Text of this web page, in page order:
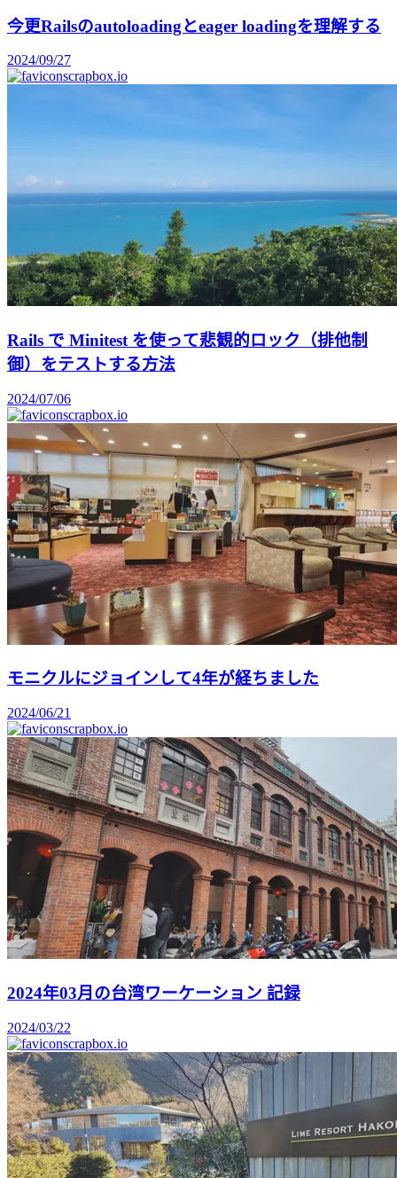
今更Railsのautoloadingとeager loadingを理解する
2024/09/27
scrapbox.io
Rails で Minitest を使って悲観的ロック（排他制
御）をテストする方法
2024/07/06
scrapbox.io
モニクルにジョインして4年が経ちました
2024/06/21
scrapbox.io
2024年03月の台湾ワーケーション 記録
2024/03/22
scrapbox.io